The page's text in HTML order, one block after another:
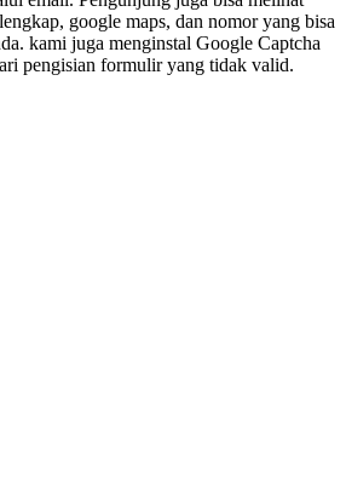
google maps, dan nomor yang bisa
kami juga menginstal Google Captcha
pengisian formulir yang tidak valid.